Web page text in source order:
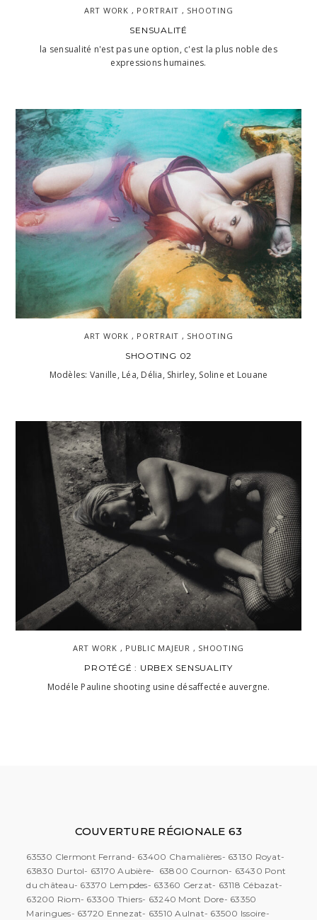
ART WORK , PORTRAIT , SHOOTING
SENSUALITÉ
la sensualité n'est pas une option, c'est la plus noble des
expressions humaines.
ART WORK , PORTRAIT , SHOOTING
SHOOTING 02
Modèles: Vanille, Léa, Délia, Shirley, Soline et Louane
ART WORK , PUBLIC MAJEUR , SHOOTING
PROTÉGÉ : URBEX SENSUALITY
Modéle Pauline shooting usine désaffectée auvergne.
COUVERTURE RÉGIONALE 63
63530 Clermont Ferrand- 63400 Chamalières- 63130 Royat-
63830 Durtol- 63170 Aubière- 63800 Cournon- 63430 Pont
du château- 63370 Lempdes- 63360 Gerzat- 63118 Cébazat-
63200 Riom- 63300 Thiers- 63240 Mont Dore- 63350
Maringues- 63720 Ennezat- 63510 Aulnat- 63500 Issoire-